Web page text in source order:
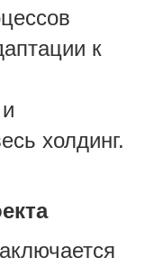
к
холдинг.